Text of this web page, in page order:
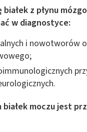
z płynu
w diagnostyce:
i nowotworów
moczu jest